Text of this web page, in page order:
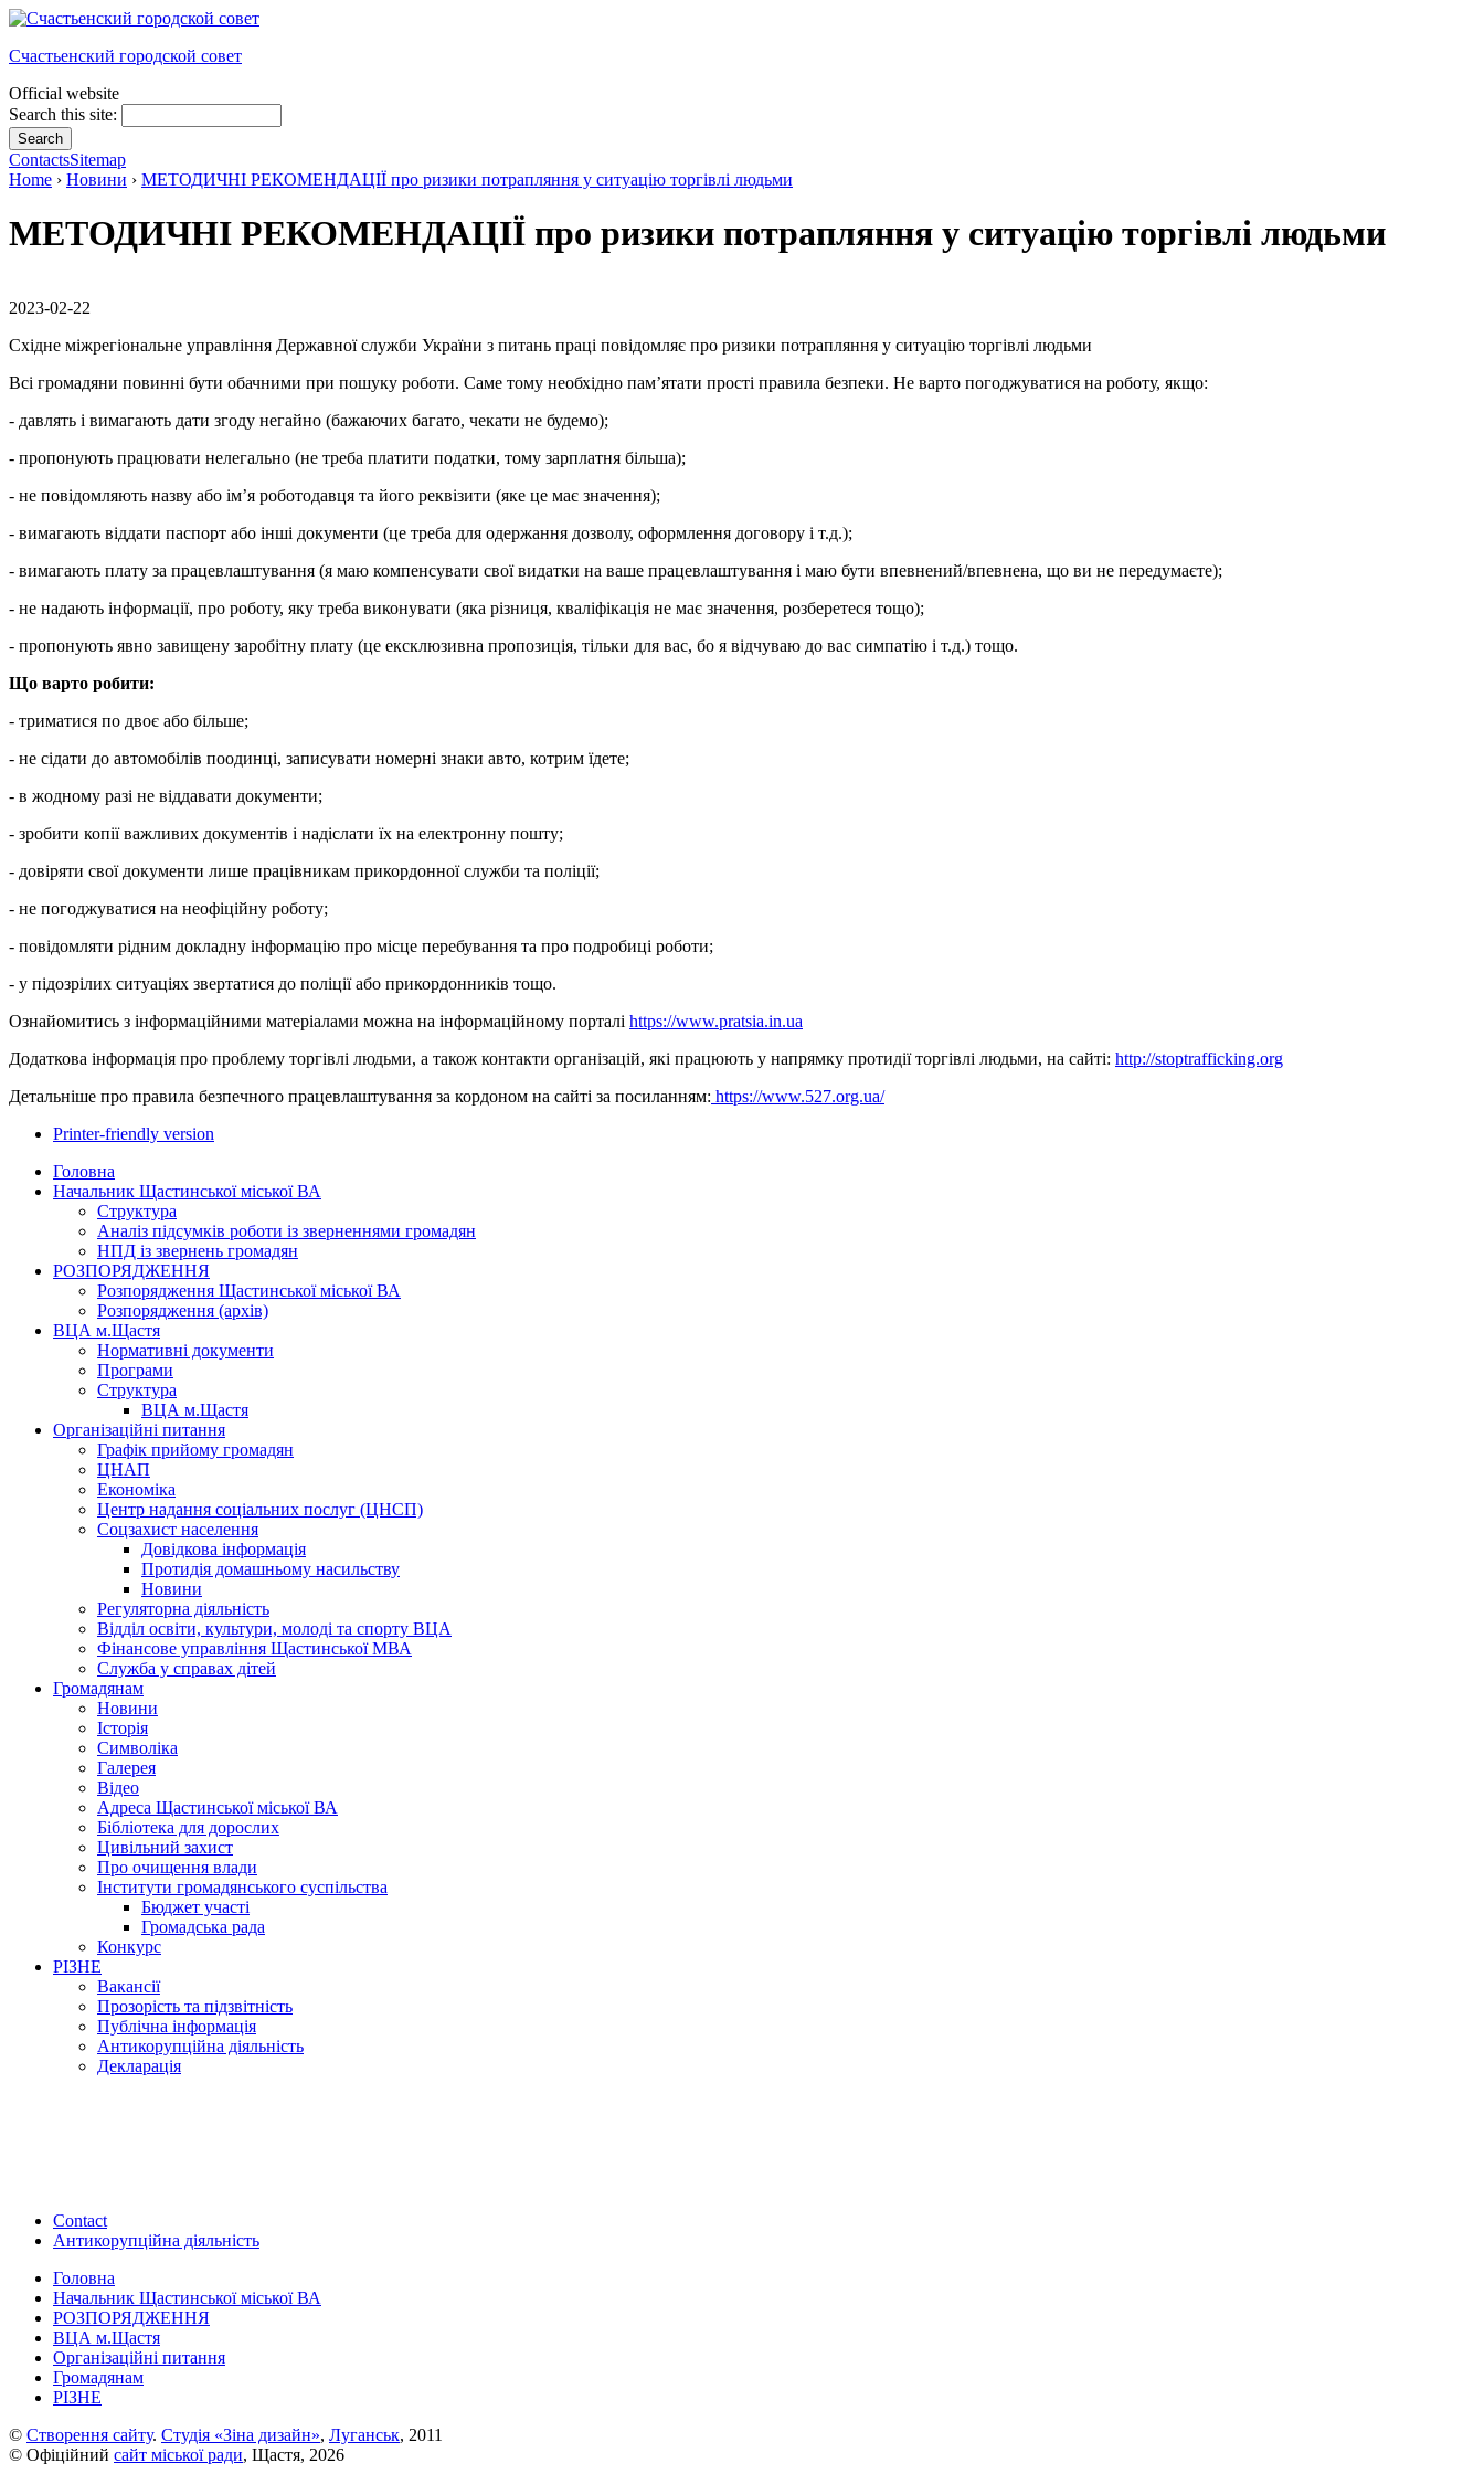
Счастьенский городской совет
Official website
Search this site:
ContactsSitemap
Home › Новини › МЕТОДИЧНІ РЕКОМЕНДАЦІЇ про ризики потрапляння у ситуацію торгівлі людьми
МЕТОДИЧНІ РЕКОМЕНДАЦІЇ про ризики потрапляння у ситуацію торгівлі людьми
2023-02-22
Східне міжрегіональне управління Державної служби України з питань праці повідомляє про ризики потрапляння у ситуацію торгівлі людьми
Всі громадяни повинні бути обачними при пошуку роботи. Саме тому необхідно пам’ятати прості правила безпеки. Не варто погоджуватися на роботу, якщо:
- давлять і вимагають дати згоду негайно (бажаючих багато, чекати не будемо);
- пропонують працювати нелегально (не треба платити податки, тому зарплатня більша);
- не повідомляють назву або ім’я роботодавця та його реквізити (яке це має значення);
- вимагають віддати паспорт або інші документи (це треба для одержання дозволу, оформлення договору і т.д.);
- вимагають плату за працевлаштування (я маю компенсувати свої видатки на ваше працевлаштування і маю бути впевнений/впевнена, що ви не передумаєте);
- не надають інформації, про роботу, яку треба виконувати (яка різниця, кваліфікація не має значення, розберетеся тощо);
- пропонують явно завищену заробітну плату (це ексклюзивна пропозиція, тільки для вас, бо я відчуваю до вас симпатію і т.д.) тощо.
Що варто робити:
- триматися по двоє або більше;
- не сідати до автомобілів поодинці, записувати номерні знаки авто, котрим їдете;
- в жодному разі не віддавати документи;
- зробити копії важливих документів і надіслати їх на електронну пошту;
- довіряти свої документи лише працівникам прикордонної служби та поліції;
- не погоджуватися на неофіційну роботу;
- повідомляти рідним докладну інформацію про місце перебування та про подробиці роботи;
- у підозрілих ситуаціях звертатися до поліції або прикордонників тощо.
Ознайомитись з інформаційними матеріалами можна на інформаційному порталі https://www.pratsia.in.ua
Додаткова інформація про проблему торгівлі людьми, а також контакти організацій, які працюють у напрямку протидії торгівлі людьми, на сайті: http://stoptrafficking.org
Детальніше про правила безпечного працевлаштування за кордоном на сайті за посиланням: https://www.527.org.ua/
Printer-friendly version
Головна
Начальник Щастинської міської ВА
Структура
Аналіз підсумків роботи із зверненнями громадян
НПД із звернень громадян
РОЗПОРЯДЖЕННЯ
Розпорядження Щастинської міської ВА
Розпорядження (архів)
ВЦА м.Щастя
Нормативні документи
Програми
Структура
ВЦА м.Щастя
Організаційні питання
Графік прийому громадян
ЦНАП
Економіка
Центр надання соціальних послуг (ЦНСП)
Соцзахист населення
Довідкова інформація
Протидія домашньому насильству
Новини
Регуляторна діяльність
Відділ освіти, культури, молоді та спорту ВЦА
Фінансове управління Щастинської МВА
Служба у справах дітей
Громадянам
Новини
Історія
Символіка
Галерея
Відео
Адреса Щастинської міської ВА
Бібліотека для дорослих
Цивільний захист
Про очищення влади
Інститути громадянського суспільства
Бюджет участі
Громадська рада
Конкурс
РІЗНЕ
Вакансії
Прозорість та підзвітність
Публічна інформація
Антикорупційна діяльність
Декларація
Contact
Антикорупційна діяльність
Головна
Начальник Щастинської міської ВА
РОЗПОРЯДЖЕННЯ
ВЦА м.Щастя
Організаційні питання
Громадянам
РІЗНЕ
© Створення сайту. Студія «Зіна дизайн», Луганськ, 2011
© Офіційний сайт міської ради, Щастя, 2026